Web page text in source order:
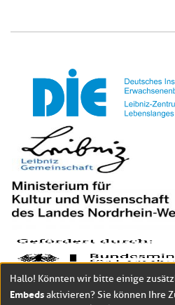
Hallo! Könnten wir bitte einige
Embedsaktivieren? Sie können Ihre